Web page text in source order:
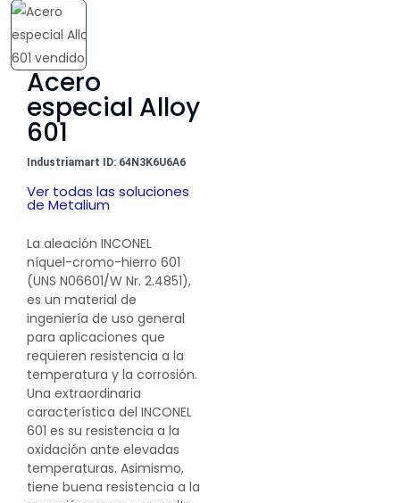
Acero
especial Alloy
601
Industriamart ID: 64N3K6U6A6
Ver todas las soluciones
de Metalium
La aleación INCONEL
níquel-cromo-hierro 601
(UNS N06601/W Nr. 2.4851),
es un material de
ingeniería de uso general
para aplicaciones que
requieren resistencia a la
temperatura y la corrosión.
Una extraordinaria
característica del INCONEL
601 es su resistencia a la
oxidación ante elevadas
temperaturas. Asimismo,
tiene buena resistencia a la